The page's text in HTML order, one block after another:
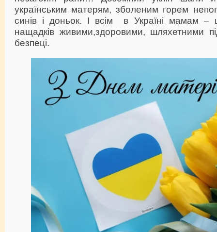
українським матерям, зболеним горем
синів і доньок. І всім в Україні мамам –
нащадків живими,здоровими, шляхетними
безпеці.